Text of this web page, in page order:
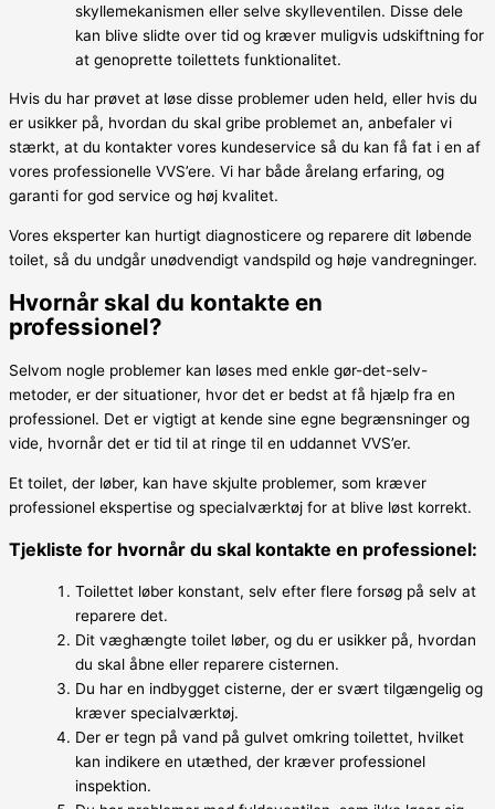
skyllemekanismen eller selve skylleventilen. Disse dele
kan blive slidte over tid og kræver muligvis udskiftning for
at genoprette toilettets funktionalitet.
Hvis du har prøvet at løse disse problemer uden held, eller hvis du
er usikker på, hvordan du skal gribe problemet an, anbefaler vi
stærkt, at du kontakter vores kundeservice så du kan få fat i en af
vores professionelle VVS’ere. Vi har både årelang erfaring, og
garanti for god service og høj kvalitet.
Vores eksperter kan hurtigt diagnosticere og reparere dit løbende
toilet, så du undgår unødvendigt vandspild og høje vandregninger.
Hvornår skal du kontakte en
professionel?
Selvom nogle problemer kan løses med enkle gør-det-selv-
metoder, er der situationer, hvor det er bedst at få hjælp fra en
professionel. Det er vigtigt at kende sine egne begrænsninger og
vide, hvornår det er tid til at ringe til en uddannet VVS’er.
Et toilet, der løber, kan have skjulte problemer, som kræver
professionel ekspertise og specialværktøj for at blive løst korrekt.
Tjekliste for hvornår du skal kontakte en professionel:
Toilettet løber konstant, selv efter flere forsøg på selv at
reparere det.
Dit væghængte toilet løber, og du er usikker på, hvordan
du skal åbne eller reparere cisternen.
Du har en indbygget cisterne, der er svært tilgængelig og
kræver specialværktøj.
Der er tegn på vand på gulvet omkring toilettet, hvilket
kan indikere en utæthed, der kræver professionel
inspektion.